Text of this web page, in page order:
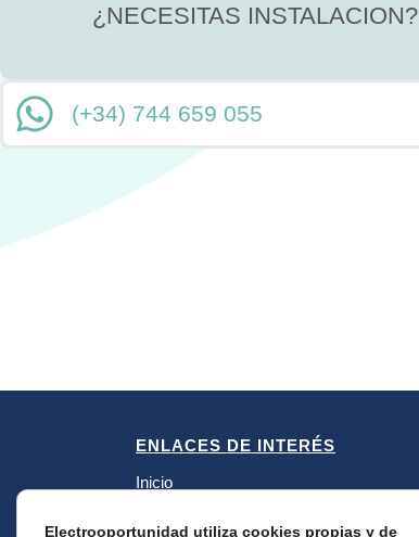
¿NECESITAS INSTALACION?
(+34) 744 659 055
ENLACES DE INTERÉS
Inicio
Electrooportunidad utiliza cookies propias y de